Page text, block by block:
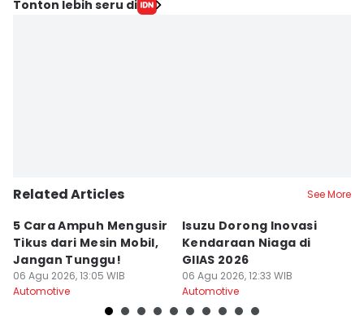
Tonton lebih seru di
Related Articles See More
5 Cara Ampuh Mengusir
Tikus dari Mesin Mobil,
Jangan Tunggu!
06 Agu 2026, 13:05 WIB
Automotive
Isuzu Dorong Inovasi
Kendaraan Niaga di
GIIAS 2026
06 Agu 2026, 12:33 WIB
Automotive